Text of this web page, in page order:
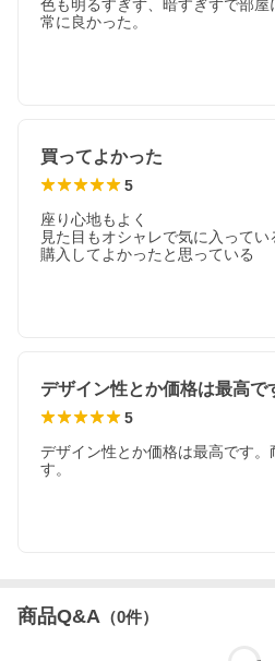
レザーとアイアンを組み合わせたイ
ェア。
レトロな味わいがあるアンティーク
フェのようにお部屋を演出します。
お得な2脚セットはこちら→
《2脚セ
色も明るすぎず、暗すぎずで部
常に良かった。
買ってよかった
5
座り心地もよく
見た目もオシャレで気に入ってい
購入してよかったと思っている
5
デザイン性とか価格は最高です
す。
商品Q&A （0件）